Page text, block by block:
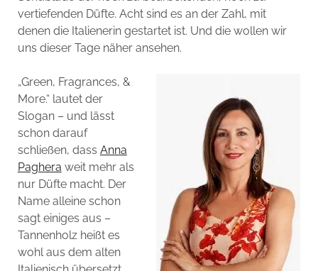
vertiefenden Düfte. Acht sind es an der Zahl, mit
denen die Italienerin gestartet ist. Und die wollen wir
uns dieser Tage näher ansehen.
„Green, Fragrances, &
More.“ lautet der
Slogan – und lässt
schon darauf
schließen, dass Anna
Paghera weit mehr als
nur Düfte macht. Der
Name alleine schon
sagt einiges aus –
Tannenholz heißt es
wohl aus dem alten